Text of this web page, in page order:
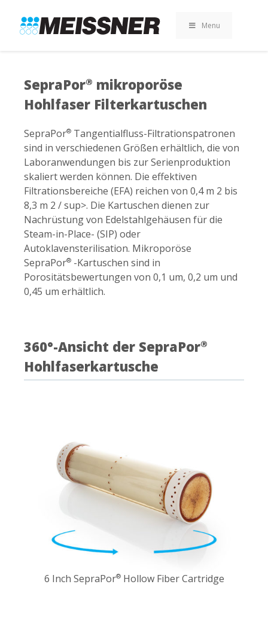
search
footer
Inhalt
springen
Menu
SepraPor® mikroporöse
Hohlfaser Filterkartuschen
SepraPor® Tangentialfluss-Filtrationspatronen
sind in verschiedenen Größen erhältlich, die von
Laboranwendungen bis zur Serienproduktion
skaliert werden können. Die effektiven
Filtrationsbereiche (EFA) reichen von 0,4 m 2 bis
8,3 m 2 / sup>. Die Kartuschen dienen zur
Nachrüstung von Edelstahlgehäusen für die
Steam-in-Place- (SIP) oder
Autoklavensterilisation. Mikroporöse
SepraPor® -Kartuschen sind in
Porositätsbewertungen von 0,1 um, 0,2 um und
0,45 um erhältlich.
360°-Ansicht der SepraPor®
Hohlfaserkartusche
6 Inch SepraPor®Hollow Fiber Cartridge